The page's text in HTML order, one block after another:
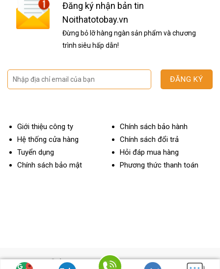
Đăng ký nhận bản tin
Noithatotobay.vn
Đừng bỏ lỡ hàng ngàn sản phẩm và chương
trình siêu hấp dẫn!
Giới thiệu công ty
Hệ thống cửa hàng
Tuyển dụng
Chính sách bảo mật
Chính sách bảo hành
Chính sách đổi trả
Hỏi đáp mua hàng
Phương thức thanh toán
OTOBAY MỸ ĐÌNHĐC: 112 Miếu Đầm, Mễ Trì, Nam Từ Liêm, Hà Nội